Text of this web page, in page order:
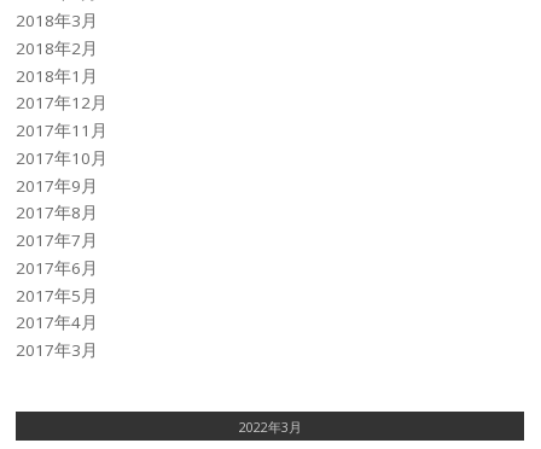
2018年3月
2018年2月
2018年1月
2017年12月
2017年11月
2017年10月
2017年9月
2017年8月
2017年7月
2017年6月
2017年5月
2017年4月
2017年3月
2022年3月